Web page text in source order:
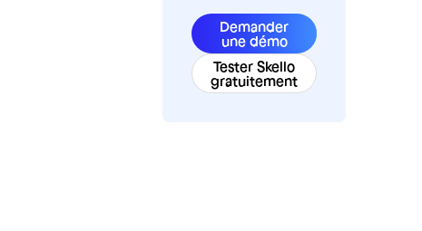
Demander
une démo
Tester Skello
gratuitement